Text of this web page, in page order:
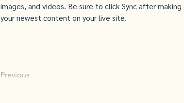
images, and videos. Be sure to click Sync after
your newest content on your live site.
Previous